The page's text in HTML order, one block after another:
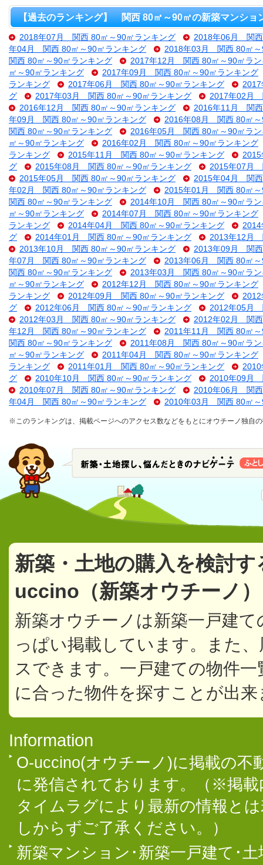
【過去のランキング】 関西 80㎡～90㎡の新築マンショ
2018年07月 関西 80㎡～90㎡ランキング
2018年06月 関西
年04月 関西 80㎡～90㎡ランキング
2018年03月 関西 80㎡～
関西 80㎡～90㎡ランキング
2017年12月 関西 80㎡～90㎡ラン
㎡～90㎡ランキング
2017年09月 関西 80㎡～90㎡ランキング
ランキング
2017年06月 関西 80㎡～90㎡ランキング
グ
2017年03月 関西 80㎡～90㎡ランキング
2017年02月
2016年12月 関西 80㎡～90㎡ランキング
2016年11月 関西
年09月 関西 80㎡～90㎡ランキング
2016年08月 関西 80㎡～
関西 80㎡～90㎡ランキング
2016年05月 関西 80㎡～90㎡ラン
㎡～90㎡ランキング
2016年02月 関西 80㎡～90㎡ランキング
ランキング
2015年11月 関西 80㎡～90㎡ランキング
グ
2015年08月 関西 80㎡～90㎡ランキング
2015年07月
2015年05月 関西 80㎡～90㎡ランキング
2015年04月 関西
年02月 関西 80㎡～90㎡ランキング
2015年01月 関西 80㎡～
関西 80㎡～90㎡ランキング
2014年10月 関西 80㎡～90㎡ラン
㎡～90㎡ランキング
2014年07月 関西 80㎡～90㎡ランキング
ランキング
2014年04月 関西 80㎡～90㎡ランキング
グ
2014年01月 関西 80㎡～90㎡ランキング
2013年12月
2013年10月 関西 80㎡～90㎡ランキング
2013年09月 関西
年07月 関西 80㎡～90㎡ランキング
2013年06月 関西 80㎡～
関西 80㎡～90㎡ランキング
2013年03月 関西 80㎡～90㎡ラン
㎡～90㎡ランキング
2012年12月 関西 80㎡～90㎡ランキング
ランキング
2012年09月 関西 80㎡～90㎡ランキング
グ
2012年06月 関西 80㎡～90㎡ランキング
2012年05月
2012年03月 関西 80㎡～90㎡ランキング
2012年02月 関西
年12月 関西 80㎡～90㎡ランキング
2011年11月 関西 80㎡～
関西 80㎡～90㎡ランキング
2011年08月 関西 80㎡～90㎡ラン
㎡～90㎡ランキング
2011年04月 関西 80㎡～90㎡ランキング
ランキング
2011年01月 関西 80㎡～90㎡ランキング
グ
2010年10月 関西 80㎡～90㎡ランキング
2010年09月
2010年07月 関西 80㎡～90㎡ランキング
2010年06月 関西
年04月 関西 80㎡～90㎡ランキング
2010年03月 関西 80㎡～
※このランキングは、掲載ページへのアクセス数などをもとにオウチーノ独自
新築・土地の購入を検討
uccino（新築オウチーノ
新築オウチーノは新築一戸建
っぱい掲載しています。また
スできます。一戸建ての物件
に合った物件を探すことが出来
Information
O-uccino(オウチーノ)に掲載の不
に発信されております。（※掲
タイムラグにより最新の情報と
しからずご了承ください。）
新築マンション･新築一戸建て･